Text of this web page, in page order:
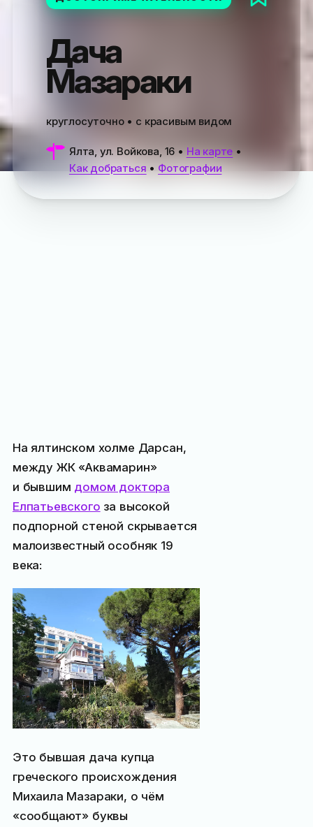
Дача
Мазараки
круглосуточно • с красивым видом
Ялта, ул. Войкова, 16 • На карте •
Как добраться • Фотографии
На ялтинском холме Дарсан,
между ЖК «Аквамарин»
и бывшим домом доктора
Елпатьевского за высокой
подпорной стеной скрывается
малоизвестный особняк 19
века:
Это бывшая дача купца
греческого происхождения
Михаила Мазараки, о чём
«сообщают» буквы